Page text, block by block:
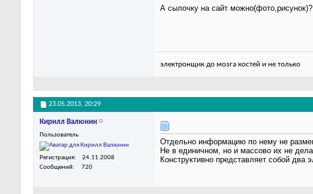
А сылочку на сайт
электронщик до мозга костей и не только
23.05.2013, 20:29
Кирилл Валюнин
Пользователь
Регистрация
24.11.2008
Сообщений
720
Отдельно информацию по нему не
Не в единичном, но и массово их не
Конструктивно представляет собой